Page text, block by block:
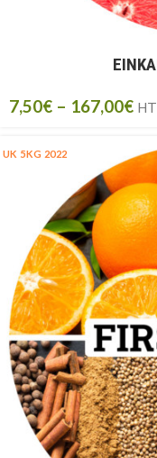
7,50€ – 167,00€ HT
UK 5KG 2022